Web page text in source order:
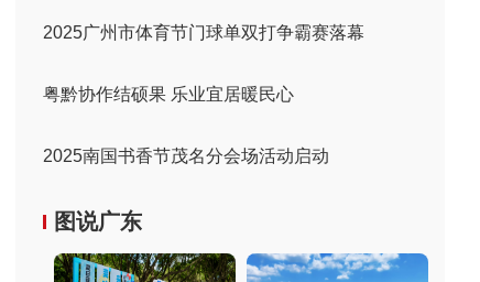
2025广州市体育节门球单双打争霸赛落幕
粤黔协作结硕果 乐业宜居暖民心
2025南国书香节茂名分会场活动启动
图说广东